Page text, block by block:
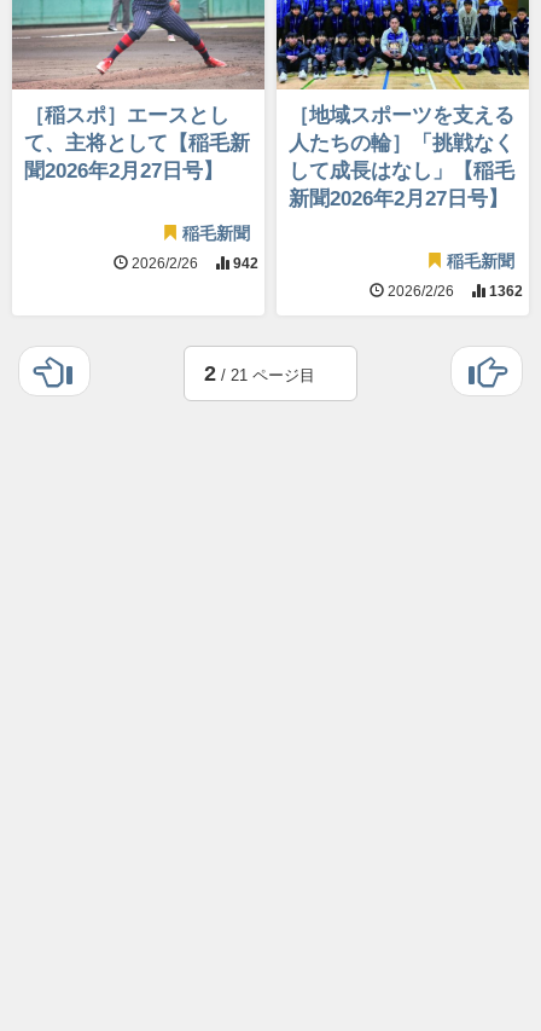
［稲スポ］エースとし
て、主将として【稲毛新
聞2026年2月27日号】
稲毛新聞
2026/2/26 942
［地域スポーツを支える
人たちの輪］「挑戦なく
して成長はなし」【稲毛
新聞2026年2月27日号】
稲毛新聞
2026/2/26 1362
2 / 21 ページ目